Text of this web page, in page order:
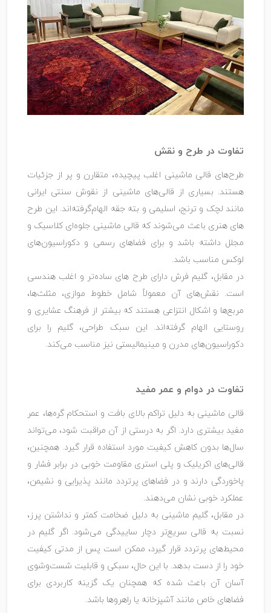
تفاوت در طرح و نقش
طرح‌های قالی ماشینی اغلب پیچیده، متقارن و پر از جزئیات
هستند. بسیاری از قالی‌های ماشینی از نقوش سنتی ایرانی
مانند لچک و ترنج، اسلیمی و بته ‌جقه الهام‌گرفته‌اند. این طرح‌
های هنری باعث می‌شوند که قالی ماشینی جلوه‌ای کلاسیک و
مجلل داشته باشد و برای فضاهای رسمی و دکوراسیون‌های
لوکس مناسب باشد.
در مقابل، گلیم فرش دارای طرح‌ های ساده‌تر و اغلب هندسی
است. نقش‌های آن معمولاً شامل خطوط موازی، مثلث‌ها،
مربع‌ها و اشکال انتزاعی هستند که بیشتر از فرهنگ عشایری و
روستایی الهام گرفته‌اند. این سبک طراحی، گلیم را برای
دکوراسیون‌های مدرن و مینیمالیستی نیز مناسب می‌کند.
تفاوت در دوام و عمر مفید
قالی ماشینی به دلیل تراکم بالای بافت و استحکام گره‌ها، عمر
مفید بیشتری دارد. اگر به ‌درستی از آن مراقبت شود، می‌تواند
سال‌ها بدون کاهش کیفیت مورد استفاده قرار گیرد. همچنین،
قالی‌های اکریلیک و پلی ‌استری مقاومت خوبی در برابر فشار و
پاخوردگی دارند و در فضاهای پرتردد مانند پذیرایی و نشیمن،
عملکرد خوبی نشان می‌دهند.
در مقابل، گلیم ماشینی به دلیل ضخامت کمتر و نداشتن پرز،
نسبت به قالی سریع‌تر دچار ساییدگی می‌شود. اگر گلیم در
محیط‌های پرتردد قرار گیرد، ممکن است پس از مدتی کیفیت
خود را از دست بدهد. با این‌ حال، سبکی و قابلیت شست‌وشوی
آسان آن باعث شده که همچنان یک گزینه کاربردی برای
فضاهای خاص مانند آشپزخانه یا راهروها باشد.